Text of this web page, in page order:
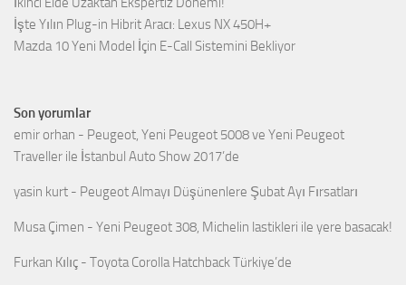
İşte Yılın Plug-in Hibrit Aracı: Lexus NX 450H+
Mazda 10 Yeni Model İçin E-Call Sistemini Bekliyor
Son yorumlar
emir orhan - Peugeot, Yeni Peugeot 5008 ve Yeni Peugeot
Traveller ile İstanbul Auto Show 2017’de
yasin kurt - Peugeot Almayı Düşünenlere Şubat Ayı Fırsatları
Musa Çimen - Yeni Peugeot 308, Michelin lastikleri ile yere basacak!
Furkan Kılıç - Toyota Corolla Hatchback Türkiye’de